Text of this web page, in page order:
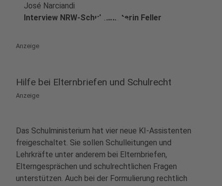
play_circle
José Narciandi
Interview NRW-Schulministerin Feller
Anzeige
Hilfe bei Elternbriefen und Schulrecht
Anzeige
Das Schulministerium hat vier neue KI-Assistenten
freigeschaltet. Sie sollen Schulleitungen und
Lehrkräfte unter anderem bei Elternbriefen,
Elterngesprächen und schulrechtlichen Fragen
unterstützen. Auch bei der Formulierung rechtlich